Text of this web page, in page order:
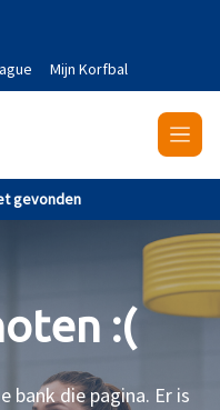
Mijn Korfbal
gevonden
:(
bank die pagina. Er is